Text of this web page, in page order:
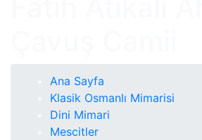
Ana Sayfa
Klasik Osmanlı Mimarisi
Dini Mimari
Mescitler